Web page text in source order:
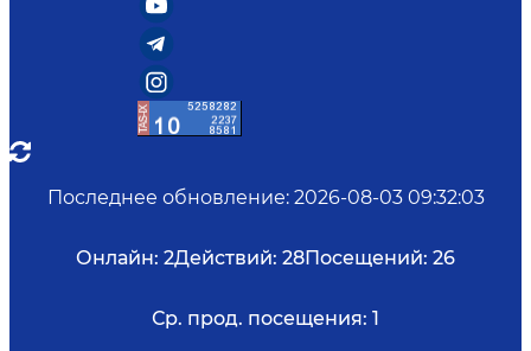
Последнее обновление: 2026-08-03 09:32:03
Онлайн: 2Действий: 28Посещений: 26
Ср. прод. посещения: 1